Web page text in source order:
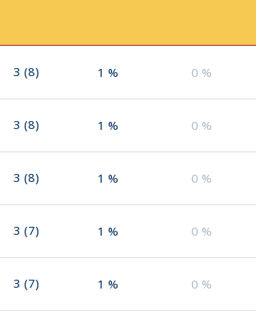
3 (8) 1 % 0 %
3 (8) 1 % 0 %
3 (8) 1 % 0 %
3 (7) 1 % 0 %
3 (7) 1 % 0 %